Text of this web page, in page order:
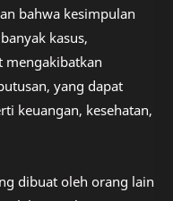
bahwa kesimpulan
kasus,
mengakibatkan
yang dapat
keuangan, kesehatan,
dibuat oleh orang lain